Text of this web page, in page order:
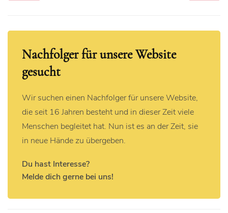
Nachfolger für unsere Website
gesucht
Wir suchen einen Nachfolger für unsere Website,
die seit 16 Jahren besteht und in dieser Zeit viele
Menschen begleitet hat. Nun ist es an der Zeit, sie
in neue Hände zu übergeben.
Du hast Interesse?
Melde dich gerne bei uns!